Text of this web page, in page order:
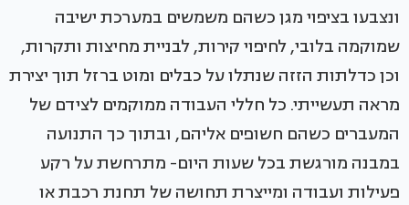
ונצבעו בציפוי מגן כשהם משמשים במערכת ישיבה
שמוקמה בלובי, לחיפוי קירות, לבניית מחיצות ותקרות,
וכן כדלתות הזזה שנתלו על כבלים ומוט ברזל תוך יצירת
מראה תעשייתי. כל חללי העבודה ממוקמים לצידם של
המעברים כשהם חשופים אליהם, ובתוך כך התנועה
במבנה מורגשת בכל שעות היום- מתרחשת על רקע
פעילות ועבודה ומייצרת תחושה של תחנת רכבת או